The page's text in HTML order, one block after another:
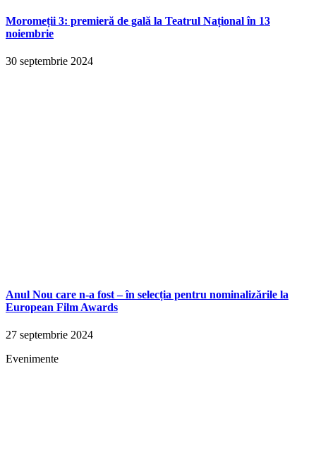
Moromeții 3: premieră de gală la Teatrul Național în 13
noiembrie
30 septembrie 2024
Anul Nou care n-a fost – în selecția pentru nominalizările la
European Film Awards
27 septembrie 2024
Evenimente